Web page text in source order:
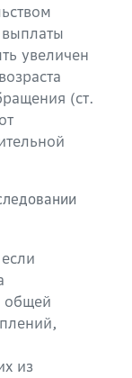
увеличен
(ст.
общей
из